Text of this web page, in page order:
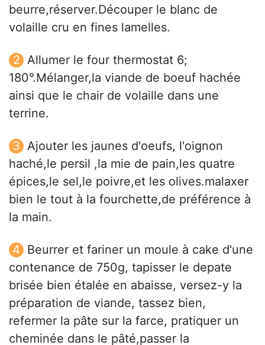
beurre,réserver.Découper le blanc de
volaille cru en fines lamelles.
Allumer le four thermostat 6;
180°.Mélanger,la viande de boeuf hachée
ainsi que le chair de volaille dans une
terrine.
Ajouter les jaunes d'oeufs, l'oignon
haché,le persil ,la mie de pain,les quatre
épices,le sel,le poivre,et les olives.malaxer
bien le tout à la fourchette,de préférence à
la main.
Beurrer et fariner un moule à cake d'une
contenance de 750g, tapisser le depate
brisée bien étalée en abaisse, versez-y la
préparation de viande, tassez bien,
refermer la pâte sur la farce, pratiquer un
cheminée dans le pâté,passer la